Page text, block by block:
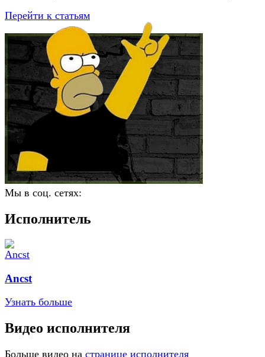
Перейти к статьям
Мы в соц. сетях:
Исполнитель
Ancst
Узнать больше
Видео исполнителя
Больше видео на странице исполнителя